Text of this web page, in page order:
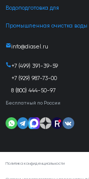
Водоподготовка для
Промышленная очистка воды
info@diasel.ru
+7 (499) 391-39-59
+7 (929) 987-73-00
8 (800) 444-50-97
Бесплатный по России
Политика конфиденциальности